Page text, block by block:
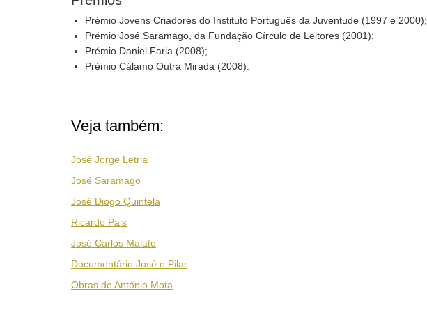
Prémio Jovens Criadores do Instituto Português da Juventude (1997 e 2000);
Prémio José Saramago, da Fundação Círculo de Leitores (2001);
Prémio Daniel Faria (2008);
Prémio Cálamo Outra Mirada (2008).
Veja também:
José Jorge Letria
José Saramago
José Diogo Quintela
Ricardo Pais
José Carlos Malato
Documentário José e Pilar
Obras de António Mota